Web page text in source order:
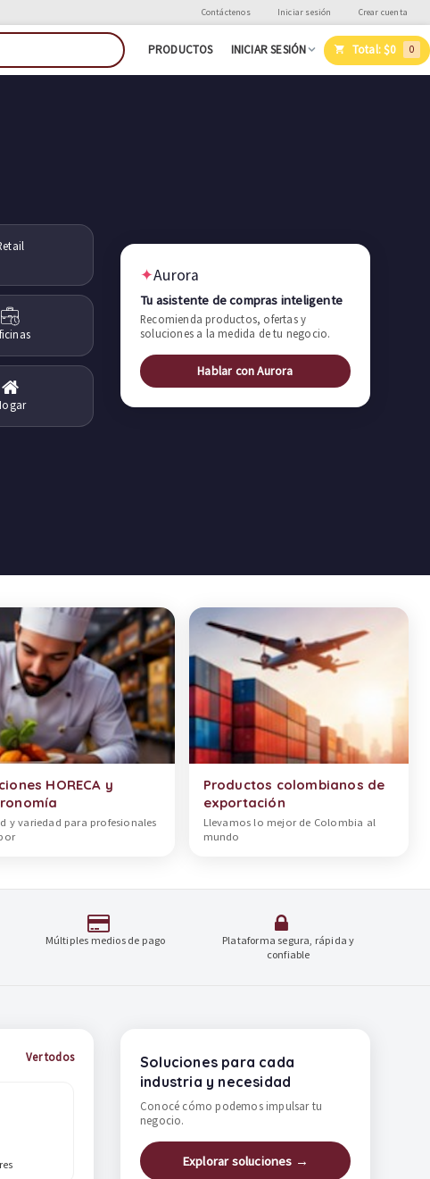
Contáctenos Iniciar sesión Crear cuenta
PRODUCTOS INICIAR SESIÓN Total:$0 0
✦Aurora
Tu asistente de compras inteligente
Recomienda productos, ofertas y
soluciones a la medida de tu negocio.
Hablar con Aurora
HORECA y
y variedad para profesionales
Productos colombianos de
exportación
Llevamos lo mejor de Colombia al
mundo
Múltiples medios de pago
Plataforma segura, rápida y
confiable
Ver todos
Soluciones para cada
industria y necesidad
Conocé cómo podemos impulsar tu
negocio.
Explorar soluciones →